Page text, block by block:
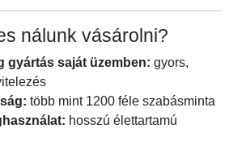
nálunk vásárolni?
gyártás saját üzemben: gyors,
több mint 1200 féle szabásminta
hosszú élettartamú